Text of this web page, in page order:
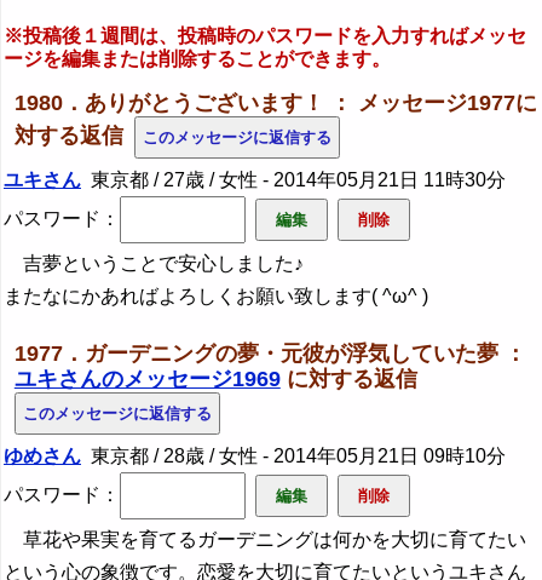
※投稿後１週間は、投稿時のパスワードを入力すればメッセ
ージを編集または削除することができます。
1980．ありがとうございます！ ： メッセージ1977に
対する返信
ユキさん 東京都 / 27歳 / 女性 - 2014年05月21日 11時30分
パスワード：
吉夢ということで安心しました♪
またなにかあればよろしくお願い致します( ^ω^ )
1977．ガーデニングの夢・元彼が浮気していた夢 ：
ユキさんのメッセージ1969に対する返信
ゆめさん 東京都 / 28歳 / 女性 - 2014年05月21日 09時10分
パスワード：
草花や果実を育てるガーデニングは何かを大切に育てたい
という心の象徴です。恋愛を大切に育てたいというユキさん